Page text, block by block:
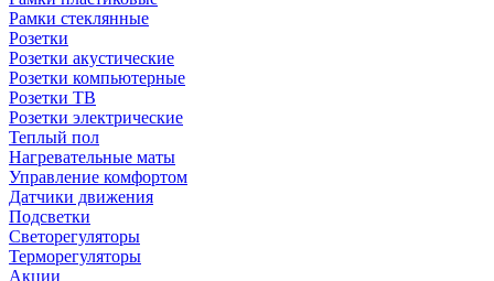
Рамки стеклянные
Розетки
Розетки акустические
Розетки компьютерные
Розетки ТВ
Розетки электрические
Теплый пол
Нагревательные маты
Управление комфортом
Датчики движения
Подсветки
Светорегуляторы
Терморегуляторы
Акции